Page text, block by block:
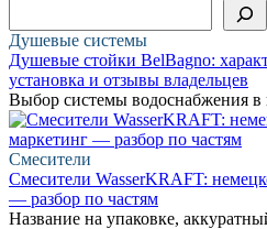
Душевые системы
Душевые стойки BelBagno:
установка и отзывы владельцев
Выбор системы водоснабжения
Смесители
Смесители WasserKRAFT:
— разбор по частям
Название на упаковке,